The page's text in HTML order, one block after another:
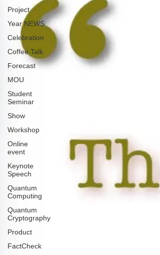
Project
Year NEWS
Celebration
Coffee Talk
Forecast
MOU
Student
Seminar
Show
Workshop
Online
event
Keynote
Speech
Quantum
Computing
Quantum
Cryptography
Product
FactCheck